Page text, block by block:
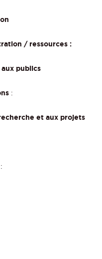
/ ressources :
publics
:
et aux projets
: